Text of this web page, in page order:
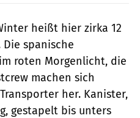
heißt hier zirka 12
spanische
roten Morgenlicht, die
machen sich
her. Kanister,
gestapelt bis unters